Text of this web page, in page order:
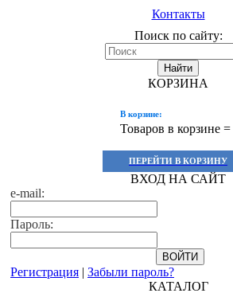
Контакты
Поиск по сайту:
Найти
КОРЗИНА
В корзине:
Товаров в корзине =
ПЕРЕЙТИ В КОРЗИНУ
ВХОД НА САЙТ
e-mail:
Пароль:
Регистрация | Забыли пароль?
КАТАЛОГ